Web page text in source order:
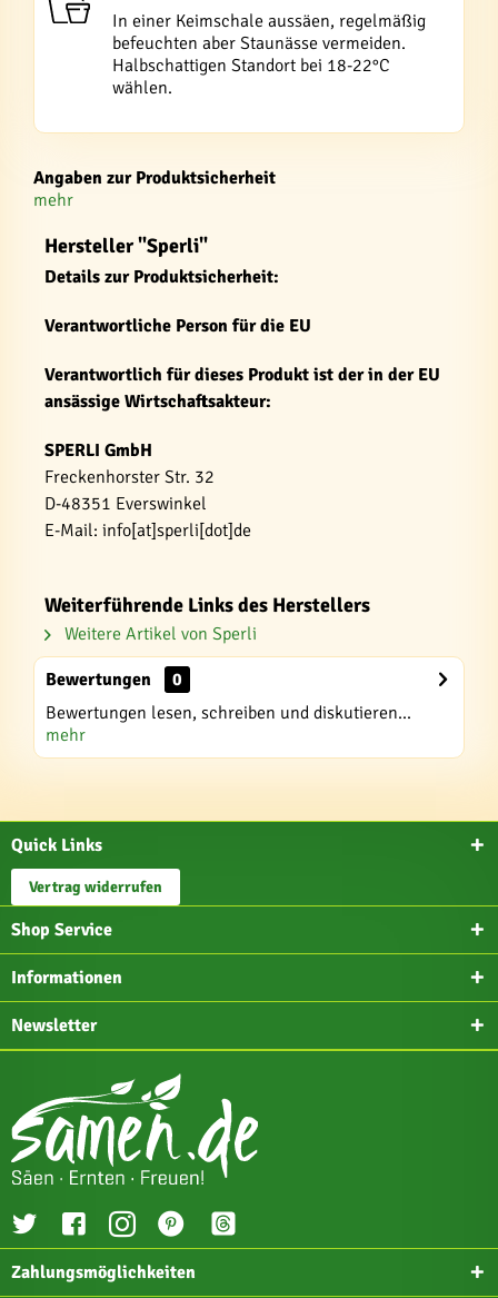
In einer Keimschale aussäen, regelmäßig
befeuchten aber Staunässe vermeiden.
Halbschattigen Standort bei 18-22°C
wählen.
Angaben zur Produktsicherheit
mehr
Hersteller "Sperli"
Details zur Produktsicherheit:
Verantwortliche Person für die EU
Verantwortlich für dieses Produkt ist der in der EU
ansässige Wirtschaftsakteur:
SPERLI GmbH
Freckenhorster Str. 32
D-48351 Everswinkel
E-Mail: info[at]sperli[dot]de
Weiterführende Links des Herstellers
Weitere Artikel von Sperli
Bewertungen
0
Bewertungen lesen, schreiben und diskutieren...
mehr
Quick Links
Vertrag widerrufen
Shop Service
Informationen
Newsletter
Zahlungsmöglichkeiten